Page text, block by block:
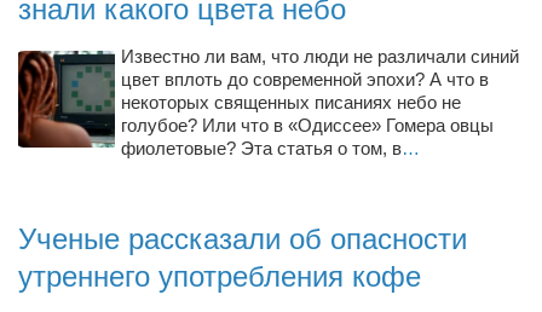
Тенториум -центр независимых дистрибьюторов
Кафе, клубы, рестораны
«Винегрет» — демократичный ресторан
«CYCLE GARAGE» — магазин велосипедов
«Книголюб» — супермаркет
знали какого цвета небо
Известно ли вам, что люди не различали синий
цвет вплоть до современной эпохи? А что в
некоторых священных писаниях небо не
голубое? Или что в «Одиссее» Гомера овцы
фиолетовые? Эта статья о том, в…
Ученые рассказали об опасности
утреннего употребления кофе